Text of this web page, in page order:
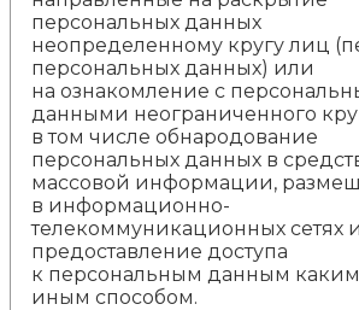
персональных данных
неопределенному кругу лиц
персональных данных) или
на ознакомление с
данными неограниченного
в том числе обнародование
персональных данных в
массовой информации,
в информационно-
телекоммуникационных сетях
предоставление доступа
к персональным данным
иным способом.